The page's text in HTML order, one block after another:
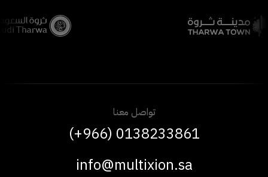
تواصل معنا
(+966) 0138233861
info@multixion.sa